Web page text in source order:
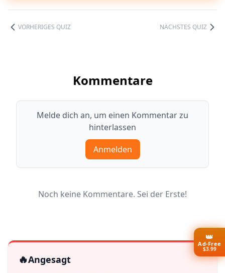
VORHERIGES QUIZ NÄCHSTES QUIZ
Kommentare
Melde dich an, um einen Kommentar zu
hinterlassen
Anmelden
Noch keine Kommentare. Sei der Erste!
🔥Angesagt
👑
Ad-Free
$3.99